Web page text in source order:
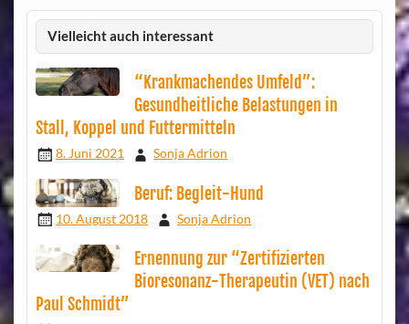
Vielleicht auch interessant
“Krankmachendes Umfeld”:
Gesundheitliche Belastungen in
Stall, Koppel und Futtermitteln
8. Juni 2021 Sonja Adrion
Beruf: Begleit-Hund
10. August 2018 Sonja Adrion
Ernennung zur “Zertifizierten
Bioresonanz-Therapeutin (VET) nach
Paul Schmidt”